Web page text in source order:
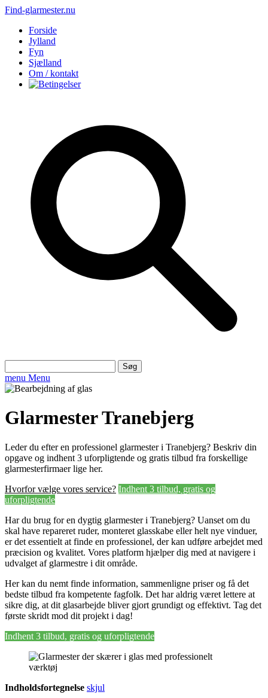
Find-glarmester.nu
Forside
Jylland
Fyn
Sjælland
Om / kontakt
efter:
menu Menu
Glarmester Tranebjerg
Leder du efter en professionel glarmester i Tranebjerg? Beskriv din
opgave og indhent 3 uforpligtende og gratis tilbud fra forskellige
glarmesterfirmaer lige her.
Hvorfor vælge vores service? Indhent 3 tilbud, gratis og
uforpligtende
Har du brug for en dygtig glarmester i Tranebjerg? Uanset om du
skal have repareret ruder, monteret glasskabe eller helt nye vinduer,
er det essentielt at finde en professionel, der kan udføre arbejdet med
præcision og kvalitet. Vores platform hjælper dig med at navigere i
udvalget af glarmestre i dit område.
Her kan du nemt finde information, sammenligne priser og få det
bedste tilbud fra kompetente fagfolk. Det har aldrig været lettere at
sikre dig, at dit glasarbejde bliver gjort grundigt og effektivt. Tag det
første skridt mod dit projekt i dag!
Indhent 3 tilbud, gratis og uforpligtende
Indholdsfortegnelse skjul